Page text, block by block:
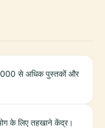
से अधिक पुस्तकों और
के लिए तहखाने केंद्र।